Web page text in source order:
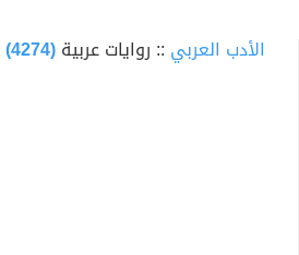
الأدب العربي :: روايات عربية(4274)